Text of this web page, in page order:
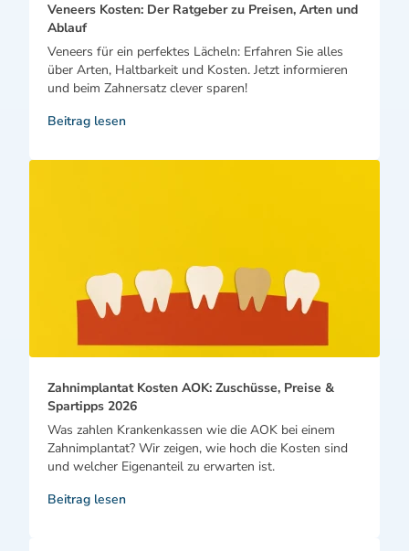
Veneers Kosten: Der Ratgeber zu Preisen, Arten und
Ablauf
Veneers für ein perfektes Lächeln: Erfahren Sie alles
über Arten, Haltbarkeit und Kosten. Jetzt informieren
und beim Zahnersatz clever sparen!
Beitrag lesen
Zahnimplantat Kosten AOK: Zuschüsse, Preise &
Spartipps 2026
Was zahlen Krankenkassen wie die AOK bei einem
Zahnimplantat? Wir zeigen, wie hoch die Kosten sind
und welcher Eigenanteil zu erwarten ist.
Beitrag lesen